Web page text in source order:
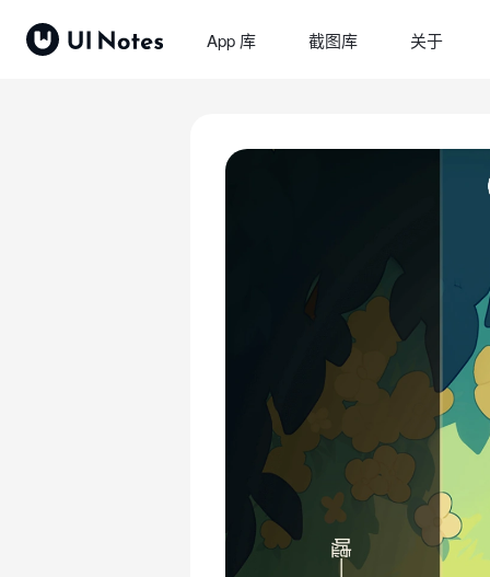
App 库 截图库 关于